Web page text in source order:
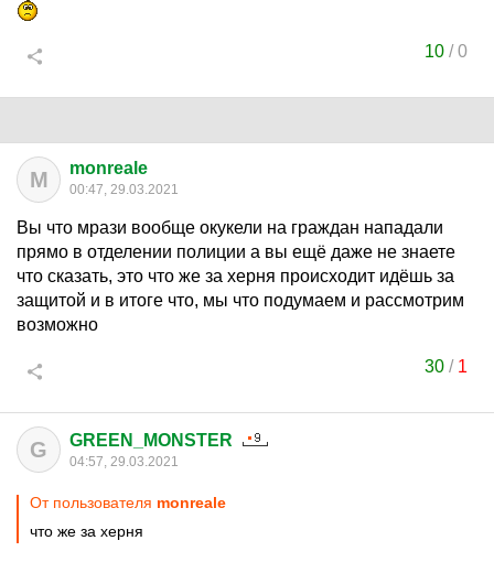
10 /0
M monreale
00:47, 29.03.2021
Вы что мрази вообще окукели на граждан нападали
прямо в отделении полиции а вы ещё даже не знаете
что сказать, это что же за херня происходит идёшь за
защитой и в итоге что, мы что подумаем и рассмотрим
возможно
30 / 1
G GREEN_MONSTER
04:57, 29.03.2021
От пользователя monreale
что же за херня